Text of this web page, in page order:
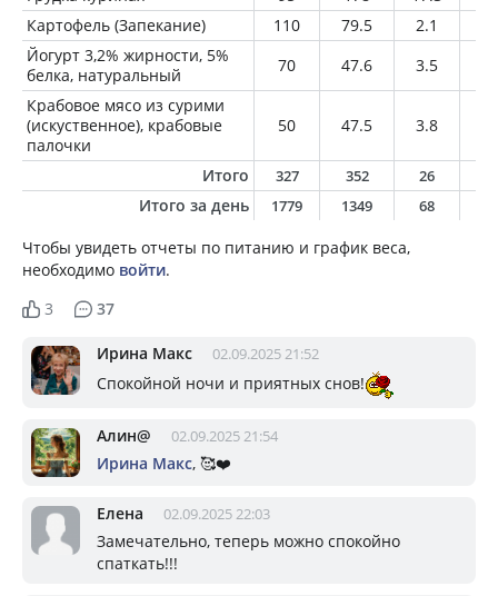
Картофель (Запекание)
110 79.5 2.1
Йогурт 3,2% жирности, 5%
белка, натуральный
70 47.6 3.5
Крабовое мясо из сурими
(искуственное), крабовые
палочки
50 47.5 3.8
Итого 327 352 26
Итого за день 1779 1349 68
Чтобы увидеть отчеты по питанию и график веса,
необходимо войти.
3
37
Ирина Макс 02.09.2025 21:52
Спокойной ночи и приятных снов!
Алин@ 02.09.2025 21:54
Ирина Макс, 🥰❤️
Елена 02.09.2025 22:03
Замечательно, теперь можно спокойно
спаткать!!!